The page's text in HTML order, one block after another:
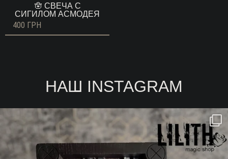
🪬 СВЕЧА С
СИГИЛОМ АСМОДЕЯ
400 ГРН
НАШ INSTAGRAM